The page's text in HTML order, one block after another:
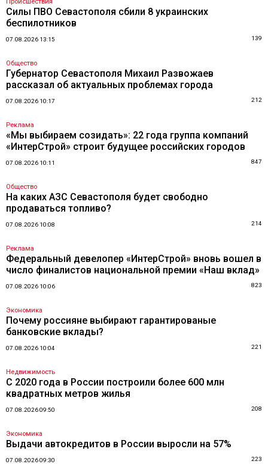
Силы ПВО Севастополя сбили 8 украинских
беспилотников
07.08.2026 13:15 139
Общество
Губернатор Севастополя Михаил Развожаев
рассказал об актуальных проблемах города
07.08.2026 10:17 212
Реклама
«Мы выбираем созидать»: 22 года группа компаний
«ИнтерСтрой» строит будущее российских городов
07.08.2026 10:11 847
Общество
На каких АЗС Севастополя будет свободно
продаваться топливо?
07.08.2026 10:08 214
Реклама
Федеральный девелопер «ИнтерСтрой» вновь вошел в
число финалистов национальной премии «Наш вклад»
07.08.2026 10:06 823
Экономика
Почему россияне выбирают гарантированые
банковские вклады?
07.08.2026 10:04 221
Недвижимость
С 2020 года в России построили более 600 млн
квадратных метров жилья
07.08.2026 09:50 208
Экономика
Выдачи автокредитов в России выросли на 57%
07.08.2026 09:30 223